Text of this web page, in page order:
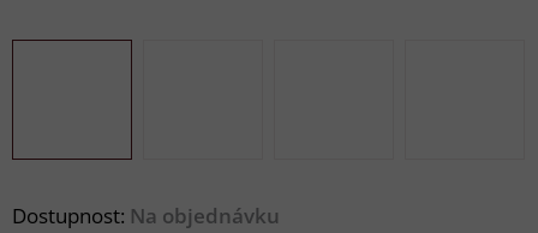
Dostupnost: Na objednávku